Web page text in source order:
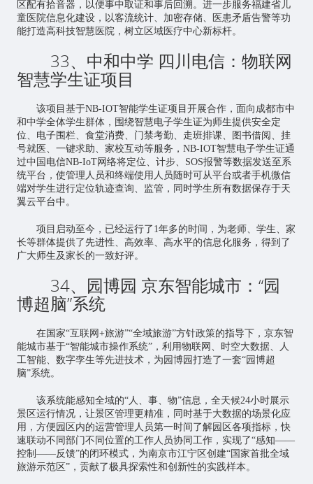
区配有拾音器，以便事中取证和事后回溯。进一步服务福建省儿
童医院信息化建设，以客流统计、加密存储、医患矛盾告警等功
能打造高科技智慧医院，树立区域医疗中心新标杆。
33、中和中学 四川电信：物联网
智慧学生证项目
该项目基于NB-IOT智能学生证项目开展合作，面向成都市中
和中学全体学生群体，围绕智慧电子学生证为师生提供安全定
位、电子围栏、食堂消费、门禁考勤、走班排课、图书借阅、挂
号就医、一键求助、家校互动等服务，NB-IOT智慧电子学生证通
过中国电信NB-IoT网络将定位、计步、SOS报警等数据发送至系
统平台，使管理人员和终端使用人员随时可从平台或者手机微信
端对学生进行定位轨迹查询、监管，同时学生所有数据保存于天
翼云平台中。
项目启动至今，已经运行了1年多的时间，为老师、学生、家
长等群体提供了先进性、高效率、高水平的信息化服务，得到了
广大师生及家长的一致好评。
34、园博园 京东智能城市：“园
博超脑”系统
在国家“互联网+旅游”“全域旅游”方针政策的指导下，京东智
能城市基于“智能城市操作系统”，利用物联网、时空大数据、人
工智能、数字孪生等先进技术，为园博园打造了一套“园博超
脑”系统。
该系统能感知全域的“人、事、物”信息，全天候24小时展示
景区运行情况，让景区管理更精准，同时基于大数据的场景化应
用，方便园区内的运营管理人员第一时间了解园区各项指标，快
速联动不同部门不同位置的工作人员协同工作，实现了“感知——
控制——反馈”的闭环模式，为南京市江宁区创建“国家首批全域
旅游示范区”，贡献了极具探索性和创新性的实践样本。